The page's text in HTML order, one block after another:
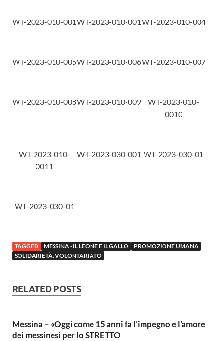
WT-2023-010-001WT-2023-010-001WT-2023-010-004
WT-2023-010-005WT-2023-010-006WT-2023-010-007
WT-2023-010-008WT-2023-010-009
WT-2023-010-
0010
WT-2023-010-
0011
WT-2023-030-001 WT-2023-030-01
WT-2023-030-01
TAGGED MESSINA - IL LEONE E IL GALLO
PROMOZIONE UMANA
SOLIDARIETÀ. VOLONTARIATO
RELATED POSTS
Messina – «Oggi come 15 anni fa l’impegno e l’amore
dei messinesi per lo STRETTO